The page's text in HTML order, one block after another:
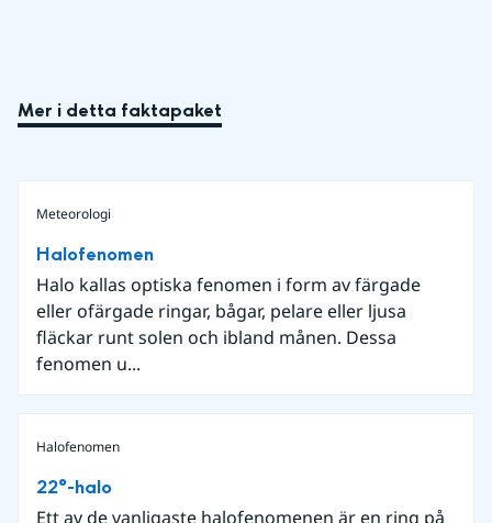
Mer i detta faktapaket
Meteorologi
Halofenomen
Halo kallas optiska fenomen i form av färgade
eller ofärgade ringar, bågar, pelare eller ljusa
fläckar runt solen och ibland månen. Dessa
fenomen u...
Halofenomen
22°-halo
Ett av de vanligaste halofenomenen är en ring på